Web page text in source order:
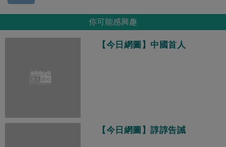
你可能感興趣
【今日網圖】中國首人
【今日網圖】諄諄告誡